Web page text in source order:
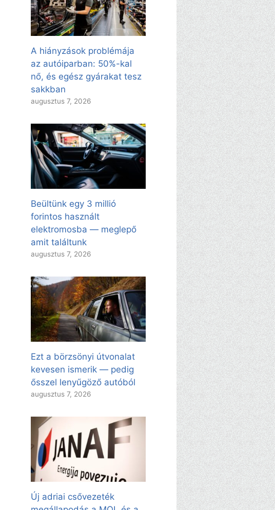
A hiányzások problémája
az autóiparban: 50%-kal
nő, és egész gyárakat tesz
sakkban
augusztus 7, 2026
Beültünk egy 3 millió
forintos használt
elektromosba — meglepő
amit találtunk
augusztus 7, 2026
Ezt a börzsönyi útvonalat
kevesen ismerik — pedig
ősszel lenyűgöző autóból
augusztus 7, 2026
Új adriai csővezeték